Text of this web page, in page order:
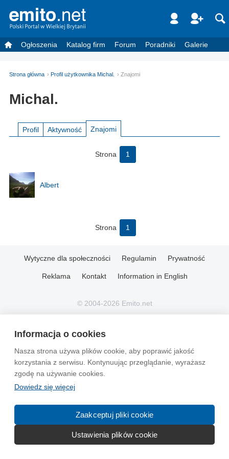
Informacja o cookies
Nasza strona używa plików cookie, aby poprawić jakość
korzystania z serwisu. Kontynuując przeglądanie, wyrażasz
zgodę na używanie cookies.
Dowiedz się więcej
Zaakceptuj pliki cookie
Ustawienia plików cookie
Ogłoszenia Katalog firm Forum Poradniki Galerie
Strona główna Profil użytkownika Michal. Znajomi
Michal.
Profil Aktywność Znajomi
Strona 1
Albert
Strona 1
Wytyczne dla społeczności Regulamin Prywatność
Reklama Kontakt Information in English
© 2004-2026 Emito.net